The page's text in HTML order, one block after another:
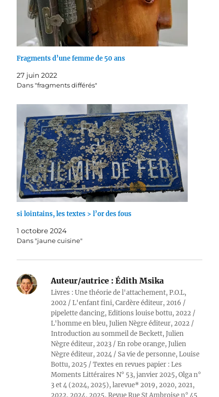
Fragments d’une femme de 50 ans
27 juin 2022
Dans "fragments différés"
si lointains, les textes > l’or des fous
1 octobre 2024
Dans "jaune cuisine"
Auteur/autrice : Édith Msika
Livres : Une théorie de l'attachement, P.O.L,
2002 / L'enfant fini, Cardère éditeur, 2016 /
pipelette dancing, Editions louise bottu, 2022 /
L'homme en bleu, Julien Nègre éditeur, 2022 /
Introduction au sommeil de Beckett, Julien
Nègre éditeur, 2023 / En robe orange, Julien
Nègre éditeur, 2024 / Sa vie de personne, Louise
Bottu, 2025 / Textes en revues papier : Les
Moments Littéraires N° 53, janvier 2025, Olga n°
3 et 4 (2024, 2025), larevue* 2019, 2020, 2021,
2022, 2024, 2025, Revue Rue St Ambroise n° 45